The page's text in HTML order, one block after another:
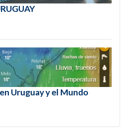
Uruguay y el Mundo